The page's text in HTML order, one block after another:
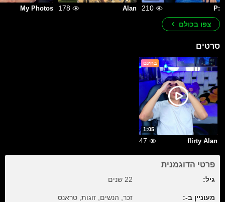
:P
210
Alan
178
My Photos
צפו בכולם
סרטים
בחינם
1:05
flirty Alan
47
פרטי הדוגמנית
גיל: 22 שנים
מעוניין ב-: זכר, הנשים, זוגות, טראנס